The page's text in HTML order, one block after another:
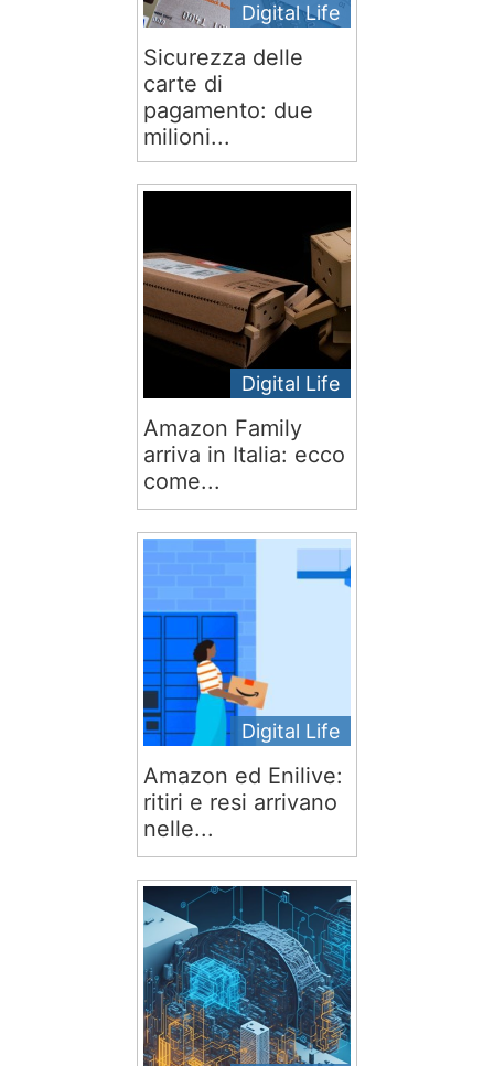
Digital Life
Sicurezza delle
carte di
pagamento: due
milioni...
Digital Life
Amazon Family
arriva in Italia: ecco
come...
Digital Life
Amazon ed Enilive:
ritiri e resi arrivano
nelle...